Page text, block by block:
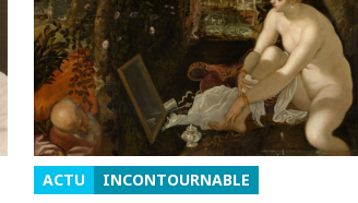
ACTU INCONTOURNABLE